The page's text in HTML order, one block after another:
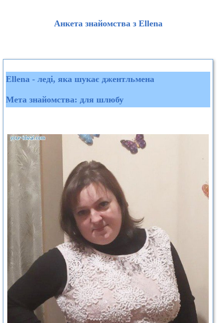
Анкета знайомства з Ellena
Ellena - леді, яка шукає джентльмена
Мета знайомства: для шлюбу